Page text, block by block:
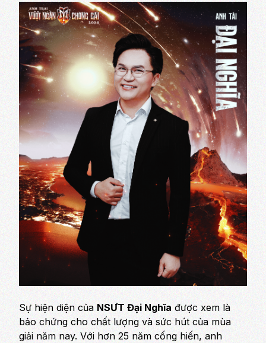
Sự hiện diện của NSƯT Đại Nghĩa được xem là
bảo chứng cho chất lượng và sức hút của mùa
giải năm nay. Với hơn 25 năm cống hiến, anh